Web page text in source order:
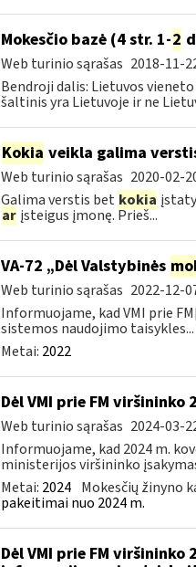
Mokesčio bazė (4 str. 1-2
Web turinio sąrašas 2018-11-
Bendroji dalis: Lietuvos
šaltinis yra Lietuvoje ir ne
Kokia veikla galima
Web turinio sąrašas 2020-02-
Galima verstis bet kokia
ar įsteigus įmonę. Prieš...
VA-72 „Dėl Valstybinės
Web turinio sąrašas 2022-12-
Informuojame, kad VMI prie
sistemos naudojimo taisykles...
Metai: 2022
Dėl VMI prie FM
Web turinio sąrašas 2024-03-
Informuojame, kad 2024 m.
ministerijos viršininko
Metai: 2024 Mokesčių žinyno
pakeitimai nuo 2024 m.
Dėl VMI prie FM